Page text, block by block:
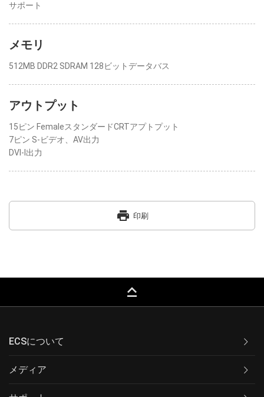
サポート
メモリ
512MB DDR2 SDRAM 128ビットデータバス
アウトプット
15ピン FemaleスタンダードCRTアプトプット
7ピン S-ビデオ、AV出力
DVI-I出力
print 印刷
keyboard_capslock
ECSについて
メディア